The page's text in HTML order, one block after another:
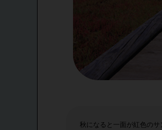
秋になると一面が紅色の